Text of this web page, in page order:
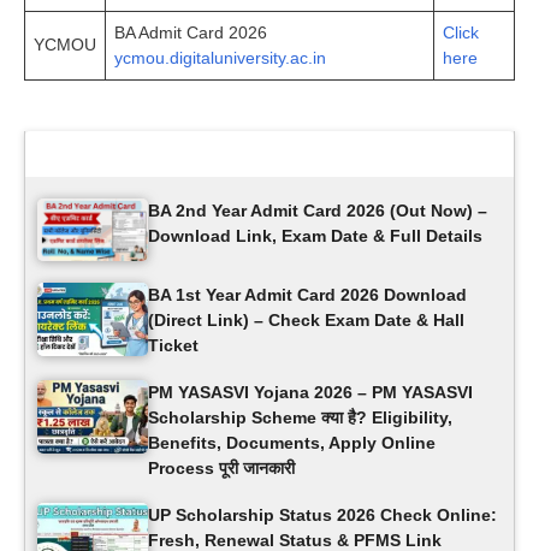
YCMOU
BA Admit Card 2026
ycmou.digitaluniversity.ac.in
Click
here
BA 2nd Year Admit Card 2026 (Out Now) –
Download Link, Exam Date & Full Details
BA 1st Year Admit Card 2026 Download
(Direct Link) – Check Exam Date & Hall
Ticket
PM YASASVI Yojana 2026 – PM YASASVI
Scholarship Scheme क्या है? Eligibility,
Benefits, Documents, Apply Online
Process पूरी जानकारी
UP Scholarship Status 2026 Check Online:
Fresh, Renewal Status & PFMS Link